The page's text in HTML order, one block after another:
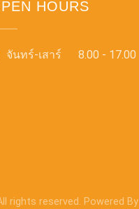
HOURS
จันทร์-เสาร์ 8.00 - 17.00
rights reserved. Powered By